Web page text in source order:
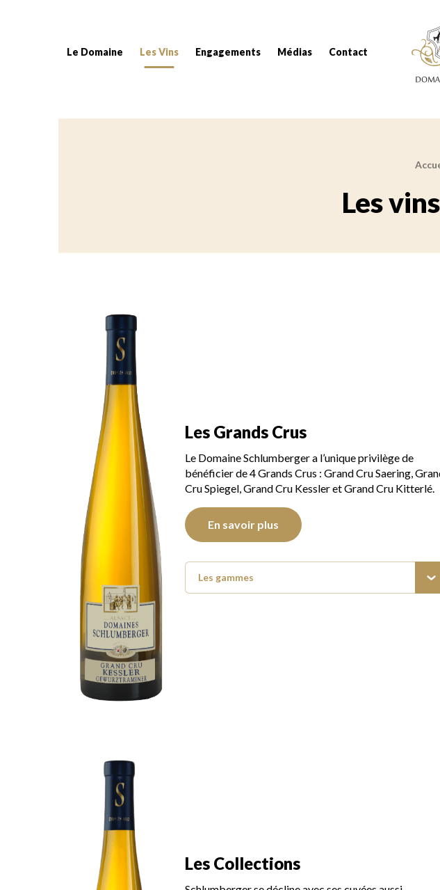
Le Domaine Les Vins Engagements Médias Contact
Les
Les Grands Crus
Le Domaine Schlumberger a l’unique privilège de
bénéficier de 4 Grands Crus : Grand Cru Saering,
Cru Spiegel, Grand Cru Kessler et Grand Cru Kitterlé.
En savoir plus
Les gammes
Les Collections